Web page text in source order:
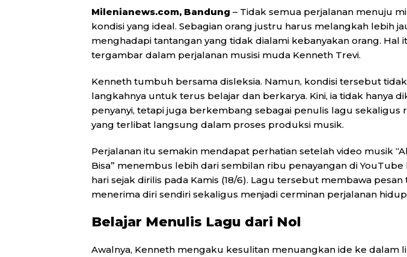
Milenianews.com, Bandung – Tidak semua perjalanan menuju
kondisi yang ideal. Sebagian orang justru harus melangkah lebih
menghadapi tantangan yang tidak dialami kebanyakan orang. Hal
tergambar dalam perjalanan musisi muda Kenneth Trevi.
Kenneth tumbuh bersama disleksia. Namun, kondisi tersebut
langkahnya untuk terus belajar dan berkarya. Kini, ia tidak hanya
penyanyi, tetapi juga berkembang sebagai penulis lagu sekaligus
yang terlibat langsung dalam proses produksi musik.
Perjalanan itu semakin mendapat perhatian setelah video musik
Bisa” menembus lebih dari sembilan ribu penayangan di YouTube
hari sejak dirilis pada Kamis (18/6). Lagu tersebut membawa
menerima diri sendiri sekaligus menjadi cerminan perjalanan
Belajar Menulis Lagu dari Nol
Awalnya, Kenneth mengaku kesulitan menuangkan ide ke dalam